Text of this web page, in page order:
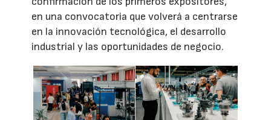
en una convocatoria que volverá a centrarse
en la innovación tecnológica, el desarrollo
industrial y las oportunidades de negocio.